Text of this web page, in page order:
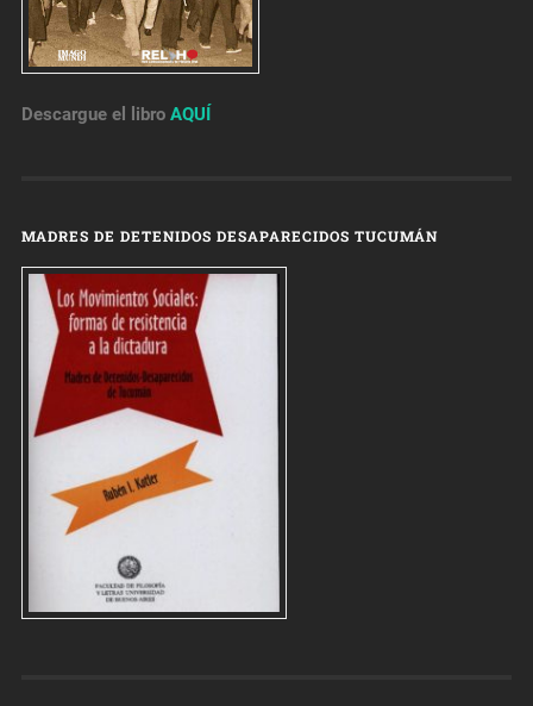
Descargue el libro AQUÍ
MADRES DE DETENIDOS DESAPARECIDOS TUCUMÁN